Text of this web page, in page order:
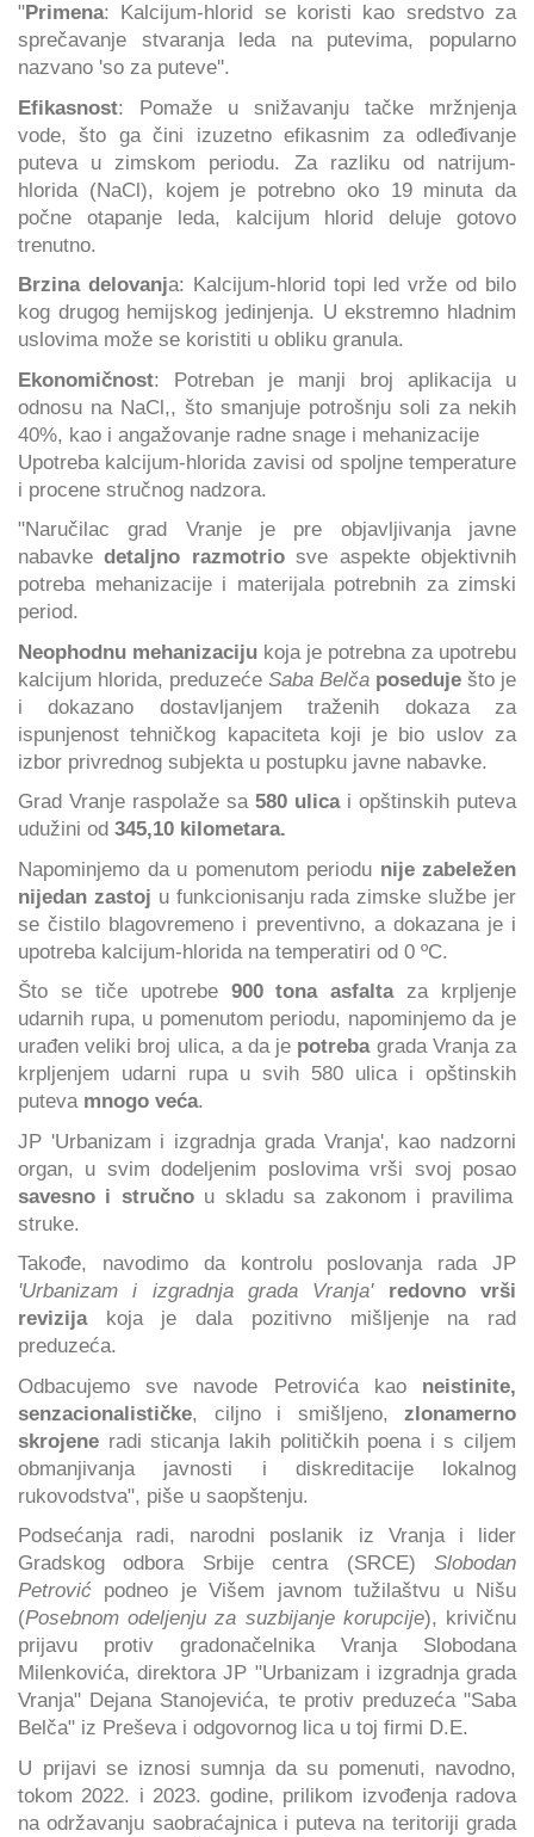
"Primena: Kalcijum-hlorid se koristi kao sredstvo za
sprečavanje stvaranja leda na putevima, popularno
nazvano 'so za puteve''.
Efikasnost: Pomaže u snižavanju tačke mržnjenja
vode, što ga čini izuzetno efikasnim za odleđivanje
puteva u zimskom periodu. Za razliku od natrijum-
hlorida (NaCl), kojem je potrebno oko 19 minuta da
počne otapanje leda, kalcijum hlorid deluje gotovo
trenutno.
Brzina delovanja: Kalcijum-hlorid topi led vrže od bilo
kog drugog hemijskog jedinjenja. U ekstremno hladnim
uslovima može se koristiti u obliku granula.
Ekonomičnost: Potreban je manji broj aplikacija u
odnosu na NaCl,, što smanjuje potrošnju soli za nekih
40%, kao i angažovanje radne snage i mehanizacije
Upotreba kalcijum-hlorida zavisi od spoljne temperature
i procene stručnog nadzora.
"Naručilac grad Vranje je pre objavljivanja javne
nabavkedetaljno razmotriosve aspekte objektivnih
potreba mehanizacije i materijala potrebnih za zimski
period.
Neophodnu mehanizaciju koja je potrebna za upotrebu
kalcijum hlorida, preduzeće Saba Belča poseduje što je
i dokazano dostavljanjem traženih dokaza za
ispunjenost tehničkog kapaciteta koji je bio uslov za
izbor privrednog subjekta u postupku javne nabavke.
Grad Vranje raspolaže sa 580 ulicai opštinskih puteva
udužini od 345,10 kilometara.
Napominjemo da u pomenutom periodu nije zabeležen
nijedan zastoj u funkcionisanju rada zimske službe jer
se čistilo blagovremeno i preventivno, a dokazana je i
upotreba kalcijum-hlorida na temperatiri od 0 ºC.
Što se tiče upotrebe 900 tona asfaltaza krpljenje
udarnih rupa, u pomenutom periodu, napominjemo da je
urađen veliki broj ulica, a da je potreba grada Vranja za
krpljenjem udarni rupa u svih 580 ulica i opštinskih
puteva mnogo veća.
JP 'Urbanizam i izgradnja grada Vranja', kao nadzorni
organ, u svim dodeljenim poslovima vrši svoj posao
savesno i stručno u skladu sa zakonom i pravilima
struke.
Takođe, navodimo da kontrolu poslovanja rada JP
'Urbanizam i izgradnja grada Vranja'
redovno vrši
revizijakoja je dala pozitivno mišljenje na rad
preduzeća.
Odbacujemo sve navode Petrovića kao neistinite,
senzacionalističke, ciljno i smišljeno, zlonamerno
skrojene radi sticanja lakih političkih poena i s ciljem
obmanjivanja javnosti i diskreditacije lokalnog
rukovodstva", piše u saopštenju.
Podsećanja radi, narodni poslanik iz Vranja i lider
Gradskog odbora Srbije centra (SRCE) Slobodan
Petrović podneo je Višem javnom tužilaštvu u Nišu
(Posebnom odeljenju za suzbijanje korupcije), krivičnu
prijavu protiv gradonačelnika Vranja Slobodana
Milenkovića, direktora JP "Urbanizam i izgradnja grada
Vranja" Dejana Stanojevića, te protiv preduzeća "Saba
Belča" iz Preševa i odgovornog lica u toj firmi D.E.
U prijavi se iznosi sumnja da su pomenuti, navodno,
tokom 2022. i 2023. godine, prilikom izvođenja radova
na održavanju saobraćajnica i puteva na teritoriji grada